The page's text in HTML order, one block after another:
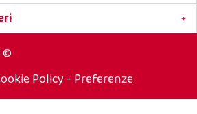
©
Policy - Preferenze